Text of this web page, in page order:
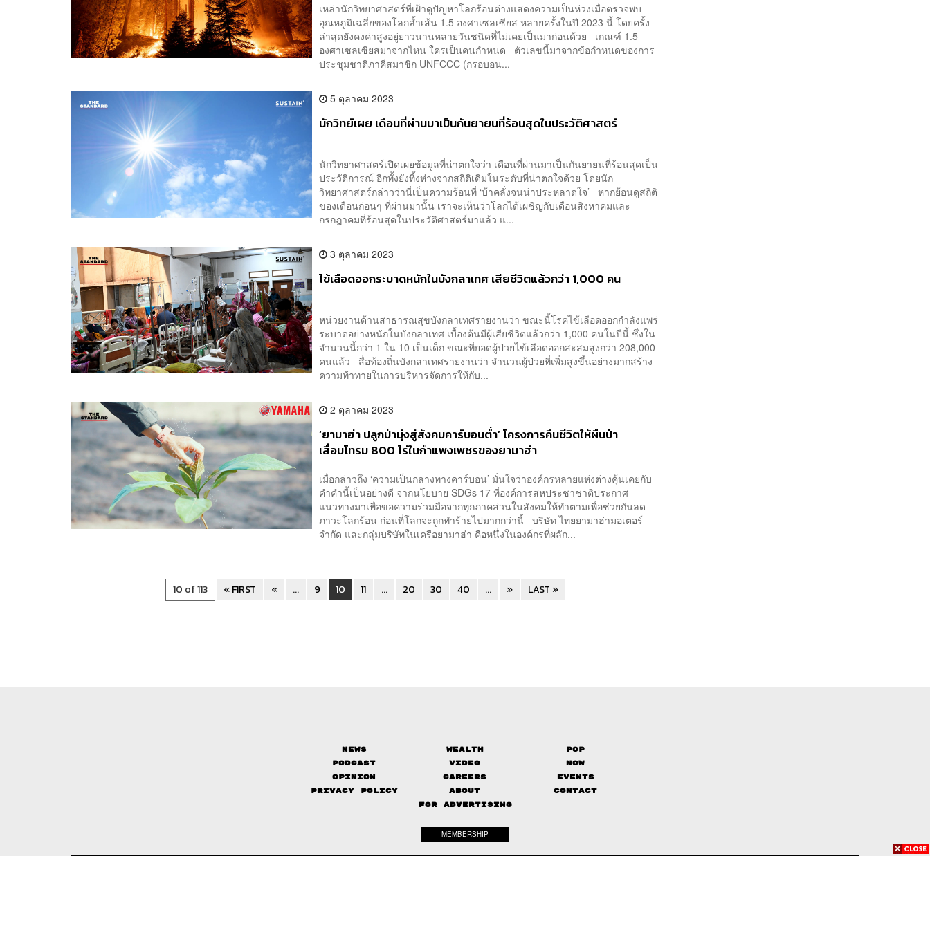
เหล่านักวิทยาศาสตร์​ที่เฝ้าดูปัญหา​โลกร้อนต่างแสดงความเป็นห่วง​เมื่อตรวจพบ
อุณหภูมิ​เฉลี่ย​ของโลกล้ำเส้น 1.5 องศาเซลเซียส ​หลายครั้งในปี 2023 นี้ โดยครั้ง
ล่าสุดยังคงค่าสูงอยู่ยาวนานหลายวันชนิดที่ไม่เคยเป็นมาก่อนด้วย เกณฑ์​ 1.5
องศา​เซลเซียส​มาจากไหน ใครเป็นคนกำหนด ตัวเลขนี้มาจากข้อกำหนด​ของการ
ประชุมชาติภาคีสมาชิก UNFCCC (กรอบอน...
5 ตุลาคม 2023
นักวิทย์เผย เดือนที่ผ่านมาเป็นกันยายนที่ร้อนสุดในประวัติศาสตร์
นักวิทยาศาสตร์เปิดเผยข้อมูลที่น่าตกใจว่า เดือนที่ผ่านมาเป็นกันยายนที่ร้อนสุดเป็น
ประวัติการณ์ อีกทั้งยังทิ้งห่างจากสถิติเดิมในระดับที่น่าตกใจด้วย โดยนัก
วิทยาศาสตร์กล่าวว่านี่เป็นความร้อนที่ ‘บ้าคลั่งจนน่าประหลาดใจ’ หากย้อนดูสถิติ
ของเดือนก่อนๆ ที่ผ่านมานั้น เราจะเห็นว่าโลกได้เผชิญกับเดือนสิงหาคมและ
กรกฎาคมที่ร้อนสุดในประวัติศาสตร์มาแล้ว แ...
3 ตุลาคม 2023
ไข้เลือดออกระบาดหนักในบังกลาเทศ เสียชีวิตแล้วกว่า 1,000 คน
หน่วยงานด้านสาธารณสุขบังกลาเทศรายงานว่า ขณะนี้โรคไข้เลือดออกกำลังแพร่
ระบาดอย่างหนักในบังกลาเทศ เบื้องต้นมีผู้เสียชีวิตแล้วกว่า 1,000 คนในปีนี้ ซึ่งใน
จำนวนนี้กว่า 1 ใน 10 เป็นเด็ก ขณะที่ยอดผู้ป่วยไข้เลือดออกสะสมสูงกว่า 208,000
คนแล้ว สื่อท้องถิ่นบังกลาเทศรายงานว่า จำนวนผู้ป่วยที่เพิ่มสูงขึ้นอย่างมากสร้าง
ความท้าทายในการบริหารจัดการให้กับ...
2 ตุลาคม 2023
‘ยามาฮ่า ปลูกป่ามุ่งสู่สังคมคาร์บอนต่ำ’ โครงการคืนชีวิตให้ผืนป่า
เสื่อมโทรม 800 ไร่ในกำแพงเพชรของยามาฮ่า
เมื่อกล่าวถึง ‘ความเป็นกลางทางคาร์บอน’ มั่นใจว่าองค์กรหลายแห่งต่างคุ้นเคยกับ
คำคำนี้เป็นอย่างดี จากนโยบาย SDGs 17 ที่องค์การสหประชาชาติประกาศ
แนวทางมาเพื่อขอความร่วมมือจากทุกภาคส่วนในสังคมให้ทำตามเพื่อช่วยกันลด
ภาวะโลกร้อน ก่อนที่โลกจะถูกทำร้ายไปมากกว่านี้ บริษัท ไทยยามาฮ่ามอเตอร์
จำกัด และกลุ่มบริษัทในเครือยามาฮ่า คือหนึ่งในองค์กรที่ผลัก...
10 of 113 « FIRST « ... 9 10 11 ... 20 30 40 ... » LAST »
News Wealth
Pop
Podcast
Video
Now
Opinion
Careers
Events
Privacy Policy
About
Contact
FOR ADVERTISING
MEMBERSHIP